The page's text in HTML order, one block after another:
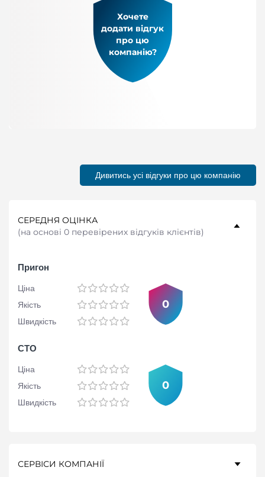
Хочете
додати відгук
про цю
компанію?
Дивитись усі відгуки про цю компанію
СЕРЕДНЯ ОЦІНКА
(на основі 0 перевірених відгуків клієнтів)
Пригон
Ціна
Якість
Швидкість
0
СТО
Ціна
Якість
Швидкість
0
СЕРВІСИ КОМПАНІЇ